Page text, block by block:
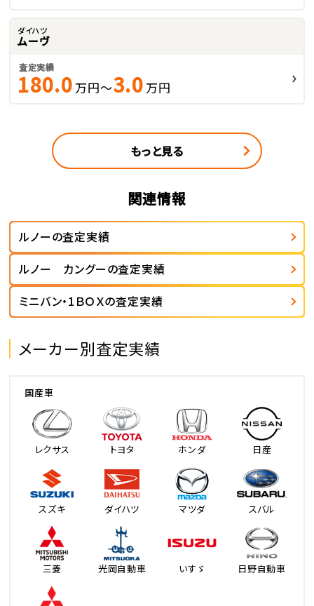
ダイハツ
ムーヴ
査定実績
180.0 万円～3.0 万円
もっと見る
関連情報
ルノーの査定実績
ルノー カングーの査定実績
ミニバン・1ＢＯＸの査定実績
メーカー別査定実績
国産車
レクサス トヨタ ホンダ 日産
スズキ ダイハツ マツダ スバル
三菱 光岡自動車 いすゞ 日野自動車